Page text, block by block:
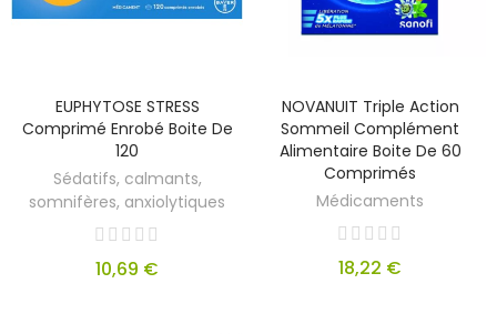
EUPHYTOSE STRESS
Comprimé Enrobé Boite De
120
Sédatifs, calmants,
somnifères, anxiolytiques
10,69 €
NOVANUIT Triple Action
Sommeil Complément
Alimentaire Boite De 60
Comprimés
Médicaments
18,22 €